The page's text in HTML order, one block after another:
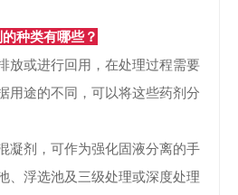
种类有哪些？
放或进行回用，在处理过程需要
用途的不同，可以将这些药剂分
凝剂，可作为强化固液分离的手
、浮选池及三级处理或深度处理